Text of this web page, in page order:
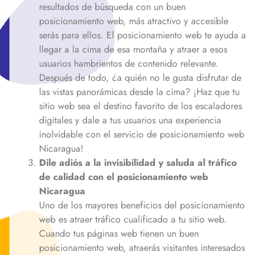
resultados de búsqueda con un buen
posicionamiento web, más atractivo y accesible
serás para ellos. El posicionamiento web te ayuda a
llegar a la cima de esa montaña y atraer a esos
usuarios hambrientos de contenido relevante.
Después de todo, ¿a quién no le gusta disfrutar de
las vistas panorámicas desde la cima? ¡Haz que tu
sitio web sea el destino favorito de los escaladores
digitales y dale a tus usuarios una experiencia
inolvidable con el servicio de posicionamiento web
Nicaragua!
Dile adiós a la invisibilidad y saluda al tráfico
de calidad con el posicionamiento web
Nicaragua
Uno de los mayores beneficios del posicionamiento
web es atraer tráfico cualificado a tu sitio web.
Cuando tus páginas web tienen un buen
posicionamiento web, atraerás visitantes interesados